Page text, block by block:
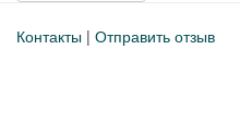
Контакты | Отправить отзыв